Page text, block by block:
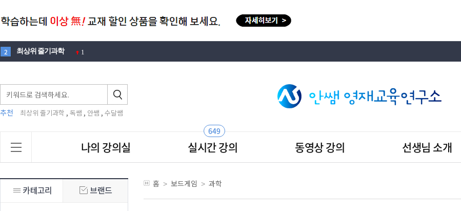
2 최상위 줄기과학 1
4 1
5 뉴턴
6 노벨 1
맛있는
안쌤
추천 최상위 줄기과학 , 독쌤 , 안쌤 , 수달쌤
649
나의 강의실 실시간 강의 동영상 강의 선생님 소개
홈 > 보드게임 > 과학